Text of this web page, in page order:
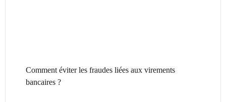
Comment éviter les fraudes liées aux virements
bancaires ?